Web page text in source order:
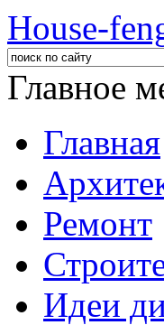
House-
Главное
Главная
Ремонт
Идеи